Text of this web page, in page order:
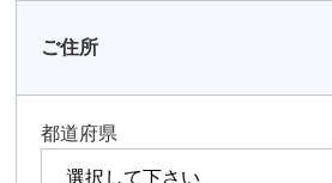
ご住所
都道府県